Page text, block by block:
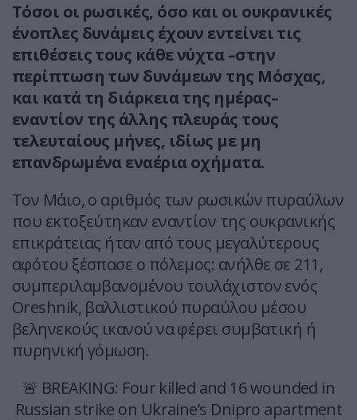
Τόσοι οι ρωσικές, όσο και οι ουκρανικές
ένοπλες δυνάμεις έχουν εντείνει τις
επιθέσεις τους κάθε νύχτα –στην
περίπτωση των δυνάμεων της Μόσχας,
και κατά τη διάρκεια της ημέρας–
εναντίον της άλλης πλευράς τους
τελευταίους μήνες, ιδίως με μη
επανδρωμένα εναέρια οχήματα.
Τον Μάιο, ο αριθμός των ρωσικών πυραύλων
που εκτοξεύτηκαν εναντίον της ουκρανικής
επικράτειας ήταν από τους μεγαλύτερους
αφότου ξέσπασε ο πόλεμος: ανήλθε σε 211,
συμπεριλαμβανομένου τουλάχιστον ενός
Oreshnik, βαλλιστικού πυραύλου μέσου
βεληνεκούς ικανού να φέρει συμβατική ή
πυρηνική γόμωση.
🚨 BREAKING: Four killed and 16 wounded in
Russian strike on Ukraine’s Dnipro apartment